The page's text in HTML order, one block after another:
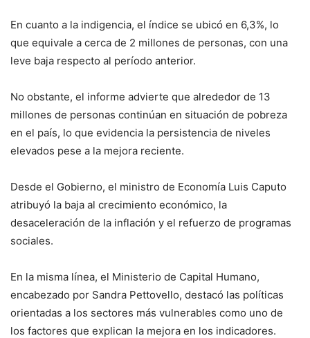
En cuanto a la indigencia, el índice se ubicó en 6,3%, lo
que equivale a cerca de 2 millones de personas, con una
leve baja respecto al período anterior.
No obstante, el informe advierte que alrededor de 13
millones de personas continúan en situación de pobreza
en el país, lo que evidencia la persistencia de niveles
elevados pese a la mejora reciente.
Desde el Gobierno, el ministro de Economía Luis Caputo
atribuyó la baja al crecimiento económico, la
desaceleración de la inflación y el refuerzo de programas
sociales.
En la misma línea, el Ministerio de Capital Humano,
encabezado por Sandra Pettovello, destacó las políticas
orientadas a los sectores más vulnerables como uno de
los factores que explican la mejora en los indicadores.